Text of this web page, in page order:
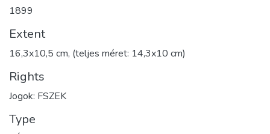
1899
Extent
16,3x10,5 cm, (teljes méret: 14,3x10 cm)
Rights
Jogok: FSZEK
Type